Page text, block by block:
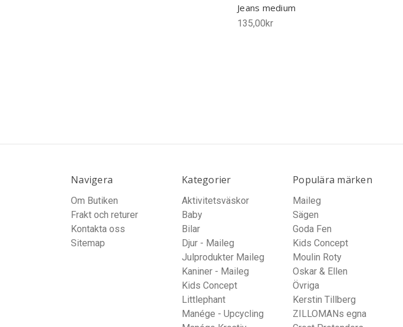
Jeans medium
135,00kr
Navigera
Om Butiken
Frakt och returer
Kontakta oss
Sitemap
Kategorier
Aktivitetsväskor
Baby
Bilar
Djur - Maileg
Julprodukter Maileg
Kaniner - Maileg
Kids Concept
Littlephant
Manége - Upcycling
Populära märken
Maileg
Sägen
Goda Fen
Kids Concept
Moulin Roty
Oskar & Ellen
Övriga
Kerstin Tillberg
ZILLOMANs egna